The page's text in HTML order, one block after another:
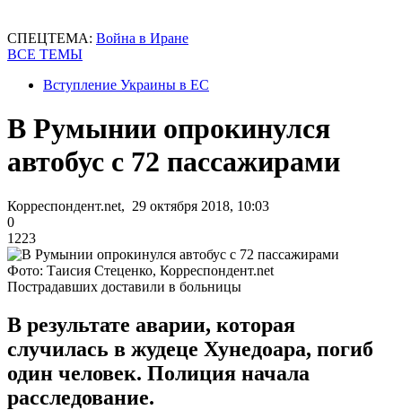
СПЕЦТЕМА: Война в Иране
ВСЕ ТЕМЫ
Вступление Украины в ЕС
В Румынии опрокинулся
автобус с 72 пассажирами
Корреспондент.net, 29 октября 2018, 10:03
0
1223
Фото: Таисия Стеценко, Корреспондент.net
Пострадавших доставили в больницы
В результате аварии, которая
случилась в жудеце Хунедоара, погиб
один человек. Полиция начала
расследование.